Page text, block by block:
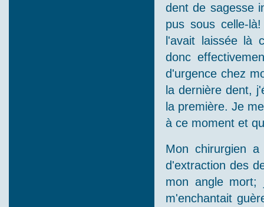
dent de sagesse
pus sous celle-
l'avait laissée là
donc
d'urgence chez
la dernière dent,
la première. Je
à ce moment et
Mon chirurgien
d'extraction des
mon angle
m'enchantait